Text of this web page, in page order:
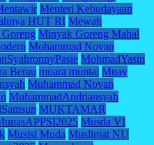
Menteri Kebudayaan
HUT RI Mewah
Minyak Goreng Mahal
Mohammad Novan
MohmadYasin
Berau muara muntai Muay
Muhammad Novan
MuhammadAndriansyah
MUKTAMAR
Musda VI
Musisi Muda Muslimat NU